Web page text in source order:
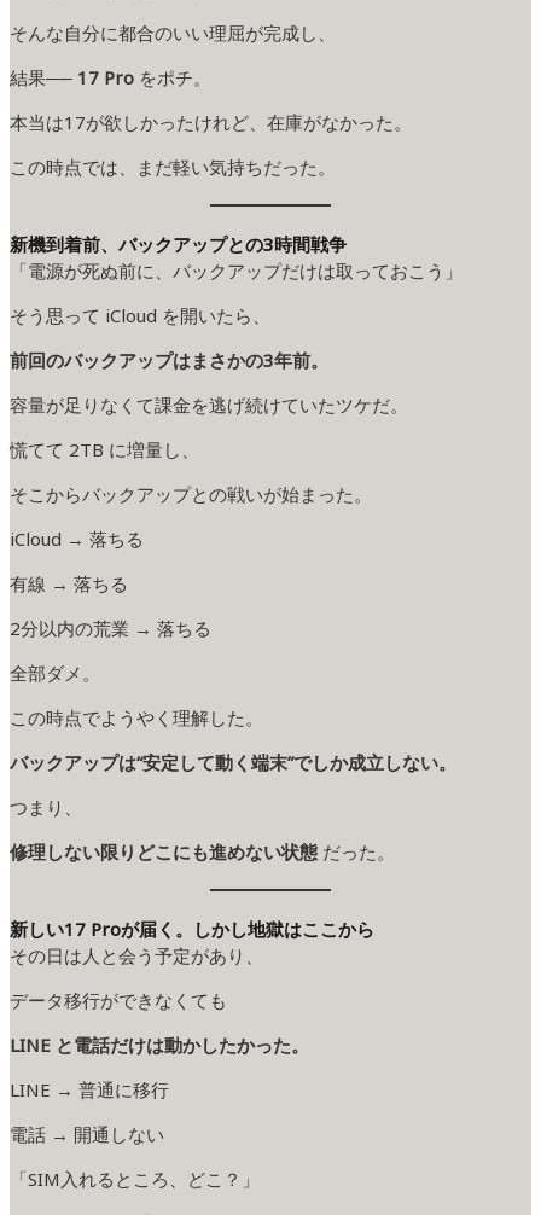
そんな自分に都合のいい理屈が完成し、
結果── 17 Pro をポチ。
本当は17が欲しかったけれど、在庫がなかった。
この時点では、まだ軽い気持ちだった。
新機到着前、バックアップとの3時間戦争
「電源が死ぬ前に、バックアップだけは取っておこう」
そう思って iCloud を開いたら、
前回のバックアップはまさかの3年前。
容量が足りなくて課金を逃げ続けていたツケだ。
慌てて 2TB に増量し、
そこからバックアップとの戦いが始まった。
iCloud → 落ちる
有線 → 落ちる
2分以内の荒業 → 落ちる
全部ダメ。
この時点でようやく理解した。
バックアップは“安定して動く端末”でしか成立しない。
つまり、
修理しない限りどこにも進めない状態 だった。
新しい17 Proが届く。しかし地獄はここから
その日は人と会う予定があり、
データ移行ができなくても
LINE と電話だけは動かしたかった。
LINE → 普通に移行
電話 → 開通しない
「SIM入れるところ、どこ？」